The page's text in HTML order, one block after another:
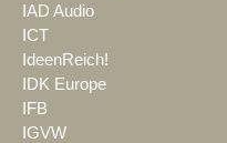
IAD Audio
ICT
IdeenReich!
IDK Europe
IFB
IGVW